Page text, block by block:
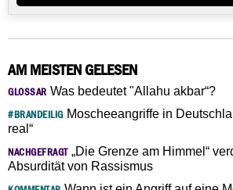
AM MEISTEN GELESEN
GLOSSAR Was bedeutet "Allahu akbar“?
#BRANDEILIGMoscheeangriffe in
real“
NACHGEFRAGT„Die Grenze am Himmel“
Absurdität von Rassismus